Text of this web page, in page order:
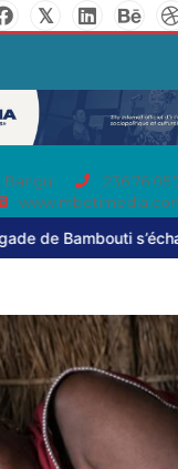
Bangui
236 76 05
s’échappe après